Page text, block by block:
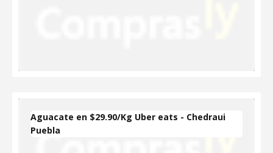
Aguacate en $29.90/Kg Uber eats - Chedraui
Puebla